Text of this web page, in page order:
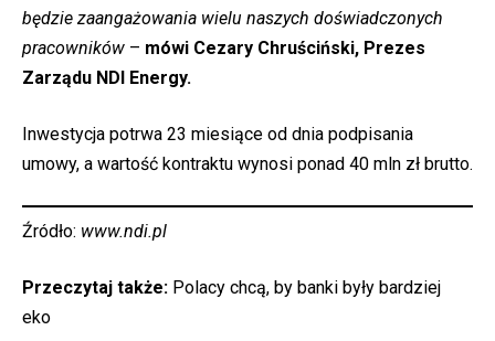
będzie zaangażowania wielu naszych doświadczonych
pracowników – mówi Cezary Chruściński, Prezes
Zarządu NDI Energy.
Inwestycja potrwa 23 miesiące od dnia podpisania
umowy, a wartość kontraktu wynosi ponad 40 mln zł brutto.
Źródło: www.ndi.pl
Przeczytaj także: Polacy chcą, by banki były bardziej
eko